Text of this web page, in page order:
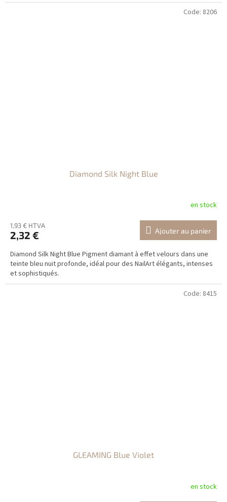
Diamond Silk Night Blue
en stock
1,93 € HTVA
2,32 € Ajouter au panier
Diamond Silk Night Blue Pigment diamant à effet velours dans une
teinte bleu nuit profonde, idéal pour des NailArt élégants, intenses
et sophistiqués.
Code: 8206
GLEAMING Blue Violet
en stock
Code: 8415